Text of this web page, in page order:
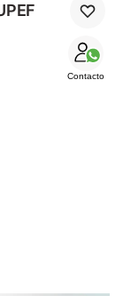
Contacto